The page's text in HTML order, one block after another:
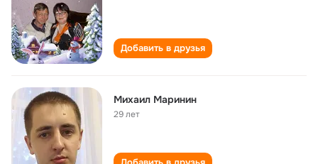
Добавить в друзья
Михаил Маринин
29 лет